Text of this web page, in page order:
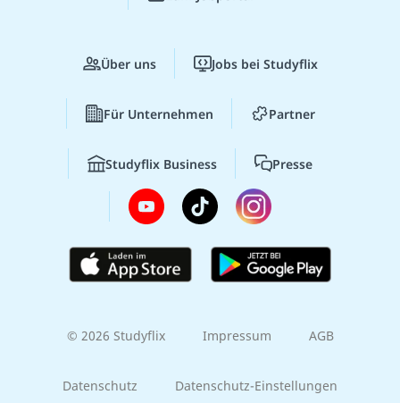
Über uns Jobs bei Studyflix
Für Unternehmen Partner
Studyflix Business Presse
© 2026 Studyflix Impressum AGB
Datenschutz Datenschutz-Einstellungen